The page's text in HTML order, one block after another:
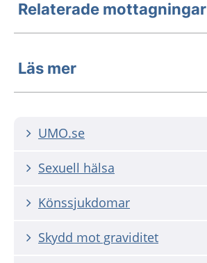
Relaterade mottagningar
Läs mer
UMO.se
Sexuell hälsa
Könssjukdomar
Skydd mot graviditet